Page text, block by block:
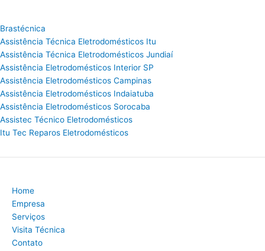
Brastécnica
Assistência Técnica Eletrodomésticos Itu
Assistência Técnica Eletrodomésticos Jundiaí
Assistência Eletrodomésticos Interior SP
Assistência Eletrodomésticos Campinas
Assistência Eletrodomésticos Indaiatuba
Assistência Eletrodomésticos Sorocaba
Assistec Técnico Eletrodomésticos
Itu Tec Reparos Eletrodomésticos
Home
Empresa
Serviços
Visita Técnica
Contato